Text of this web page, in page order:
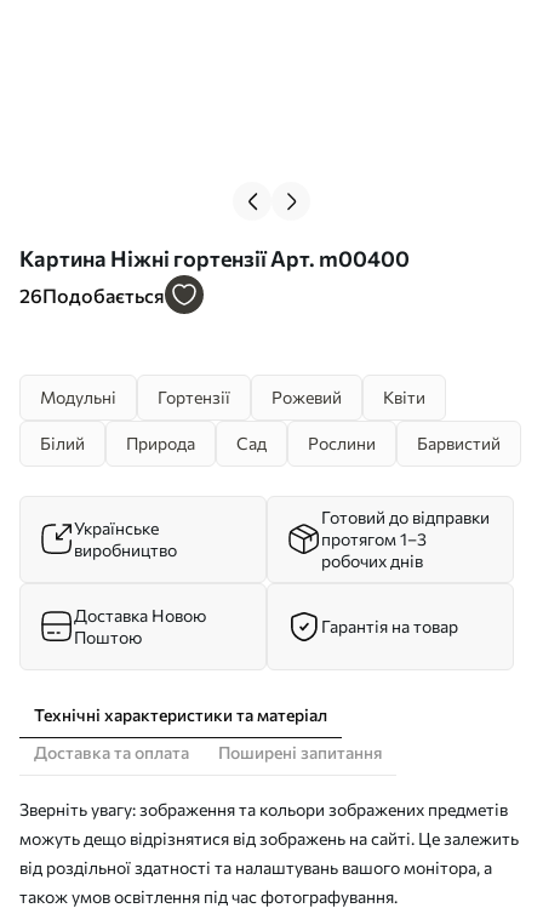
Картина Ніжні гортензії Арт. m00400
26Подобається
Модульні Гортензії Рожевий Квіти
Білий Природа Сад Рослини Барвистий
Українське
виробництво
Готовий до відправки
протягом 1–3
робочих днів
Доставка Новою
Поштою
Гарантія на товар
Технічні характеристики та матеріал
Доставка та оплата
Поширені запитання
Зверніть увагу: зображення та кольори зображених предметів
можуть дещо відрізнятися від зображень на сайті. Це залежить
від роздільної здатності та налаштувань вашого монітора, а
також умов освітлення під час фотографування.